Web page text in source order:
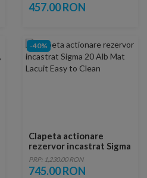
457.00 RON
-40%
Clapeta actionare
rezervor incastrat Sigma
20 Alb Mat Lacuit Easy
to Clean
PRP: 1,230.00 RON
745.00 RON